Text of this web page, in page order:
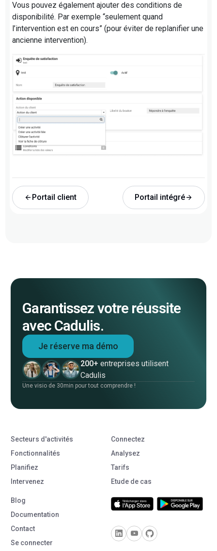
Vous pouvez également ajouter des conditions de
disponibilité. Par exemple “seulement quand
l’intervention est en cours” (pour éviter de replanifier une
ancienne intervention).
Portail client Portail intégré
Garantissez votre réussite
avec Cadulis.
Je réserve ma démo
200+ entreprises utilisent
Cadulis
Une visio de 30min pour tout comprendre !
Secteurs d'activités
Fonctionnalités
Planifiez
Intervenez
Connectez
Analysez
Tarifs
Etude de cas
Blog
Documentation
Contact
Se connecter